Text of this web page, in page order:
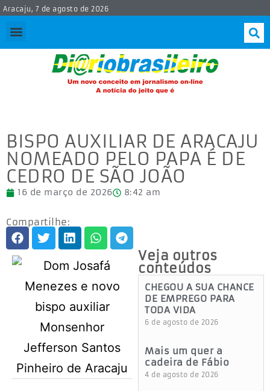
Aracaju, 7 de agosto de 2026
BISPO AUXILIAR DE ARACAJU
NOMEADO PELO PAPA É DE
CEDRO DE SÃO JOÃO
16 de março de 2026 8:42 am
Compartilhe:
Veja outros
conteúdos
CHEGOU A SUA CHANCE
DE EMPREGO PARA
TODA VIDA
6 de agosto de 2026
Mais um quer a
cadeira de Fábio
4 de agosto de 2026